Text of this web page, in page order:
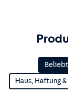
Haus, Haftung